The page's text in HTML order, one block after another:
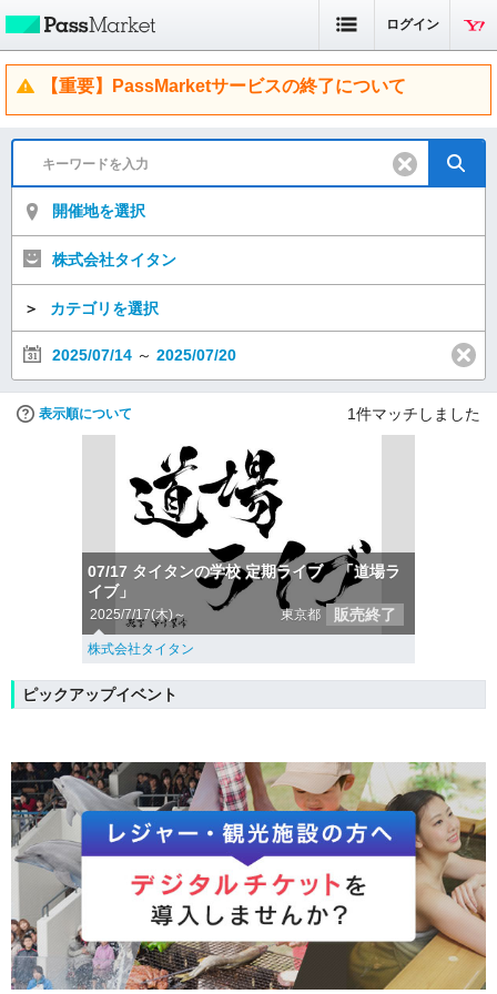
ログイン
【重要】PassMarketサービスの終了について
開催地を選択
株式会社タイタン
＞ カテゴリを選択
2025/07/14 ～ 2025/07/20
表示順について 1件マッチしました
07/17 タイタンの学校 定期ライブ 「道場ラ
イブ」
2025/7/17(木)～ 東京都 販売終了
株式会社タイタン
ピックアップイベント